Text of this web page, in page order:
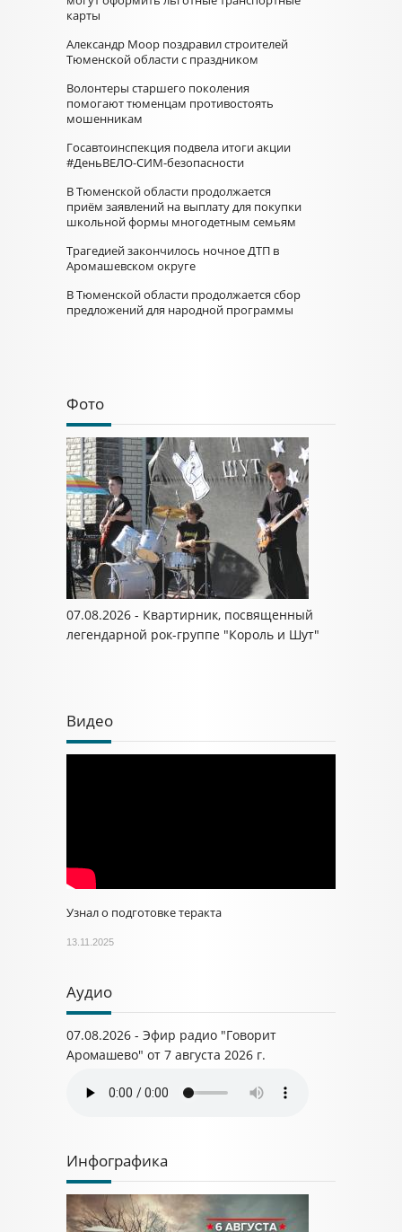
карты
Александр Моор поздравил строителей
Тюменской области с праздником
Волонтеры старшего поколения
помогают тюменцам противостоять
мошенникам
Госавтоинспекция подвела итоги акции
#ДеньВЕЛО-СИМ-безопасности
В Тюменской области продолжается
приём заявлений на выплату для покупки
школьной формы многодетным семьям
Трагедией закончилось ночное ДТП в
Аромашевском округе
В Тюменской области продолжается сбор
предложений для народной программы
Фото
07.08.2026 - Квартирник, посвященный
легендарной рок-группе "Король и Шут"
Видео
Узнал о подготовке теракта
13.11.2025
Аудио
07.08.2026 - Эфир радио "Говорит
Аромашево" от 7 августа 2026 г.
Инфографика